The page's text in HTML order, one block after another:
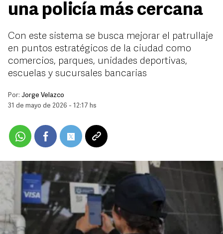
una policía más cercana
Con este sistema se busca mejorar el patrullaje
en puntos estratégicos de la ciudad como
comercios, parques, unidades deportivas,
escuelas y sucursales bancarias
Por: Jorge Velazco
31 de mayo de 2026 - 12:17 hs